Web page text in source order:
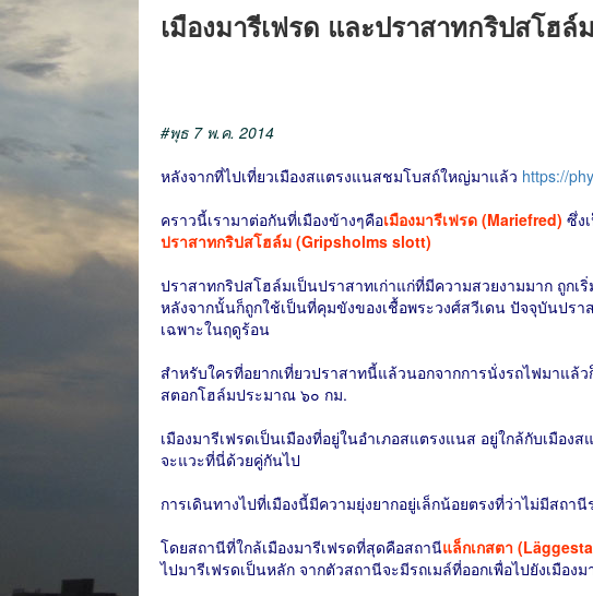
เมืองมารีเฟรด และปราสาทกริปสโฮล์ม
#พุธ 7 พ.ค. 2014
หลังจากที่ไปเที่ยวเมืองสแตรงแนสชมโบสถ์ใหญ่มาแล้ว https://
คราวนี้เรามาต่อกันที่เมืองข้างๆคือเมืองมารีเฟรด (Mariefred) ซึ่ง
ปราสาทกริปสโฮล์ม (Gripsholms slott)
ปราสาทกริปสโฮล์มเป็นปราสาทเก่าแก่ที่มีความสวยงามมาก ถูก
หลังจากนั้นก็ถูกใช้เป็นที่คุมขังของเชื้อพระวงศ์สวีเดน ปัจจุบันป
เฉพาะในฤดูร้อน
สำหรับใครที่อยากเที่ยวปราสาทนี้แล้วนอกจากการนั่งรถไฟมาแล้
สตอกโฮล์มประมาณ ๖๐ กม.
เมืองมารีเฟรดเป็นเมืองที่อยู่ในอำเภอสแตรงแนส อยู่ใกล้กับเมือ
จะแวะที่นี่ด้วยคู่กันไป
การเดินทางไปที่เมืองนี้มีความยุ่งยากอยู่เล็กน้อยตรงที่ว่าไม่มีสถา
โดยสถานีที่ใกล้เมืองมารีเฟรดที่สุดคือสถานีแล็กเกสตา
ไปมารีเฟรดเป็นหลัก จากตัวสถานีจะมีรถเมล์ที่ออกเพื่อไปยังเมือ